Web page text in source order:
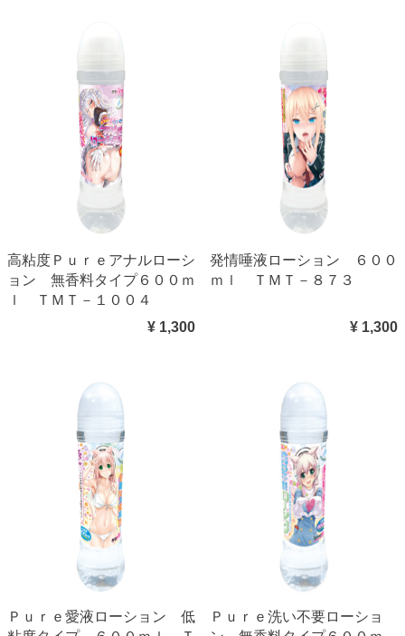
高粘度Ｐｕｒｅアナルローシ
ョン 無香料タイプ６００ｍ
ｌ ＴＭＴ－１００４
¥ 1,300
発情唾液ローション ６００
ｍｌ ＴＭＴ－８７３
¥ 1,300
Ｐｕｒｅ愛液ローション 低
Ｐｕｒｅ洗い不要ローショ